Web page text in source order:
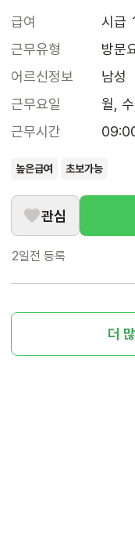
급여
시급
근무유형
방문
어르신정보
남성
근무요일
월,
근무시간
높은급여 초보가능
관심
2일전 등록
더